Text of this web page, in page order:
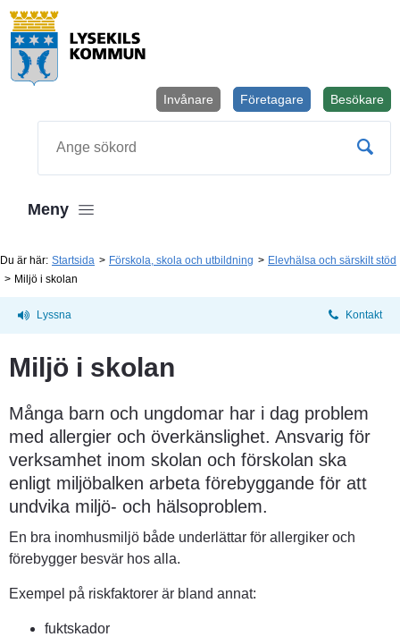
Besökare
Företagare
Invånare
Meny
Du är här: Startsida Förskola, skola och utbildning
Elevhälsa och särskilt stöd
Miljö i skolan
Lyssna Kontakt
Miljö i skolan
Många barn och ungdomar har i dag problem
med allergier och överkänslighet. Ansvarig för
verksamhet inom skolan och förskolan ska
enligt miljöbalken arbeta förebyggande för att
undvika miljö- och hälsoproblem.
En bra inomhusmiljö både underlättar för allergiker och
förebygger besvär hos alla.
Exempel på riskfaktorer är bland annat:
fuktskador